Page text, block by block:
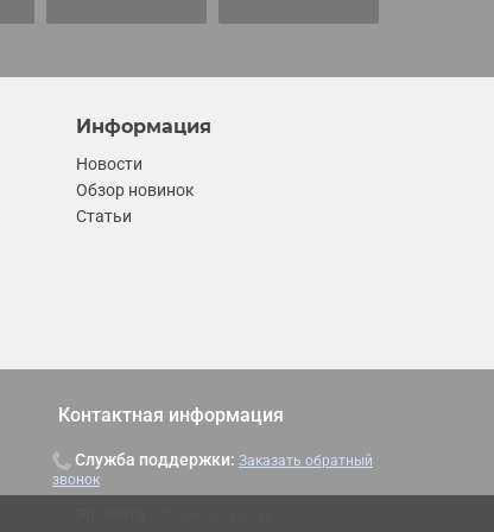
Информация
Новости
Обзор новинок
Статьи
Контактная информация
Служба поддержки: Заказать обратный
звонок